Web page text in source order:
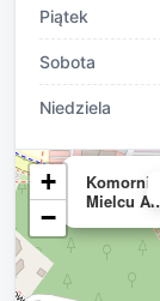
Piątek
Sobota
Niedziela
Mielcu
+
−